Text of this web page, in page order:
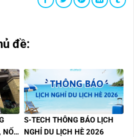
đề:
NỐI
S-TECH THÔNG BÁO LỊCH
NGHỈ DU LỊCH HÈ 2026